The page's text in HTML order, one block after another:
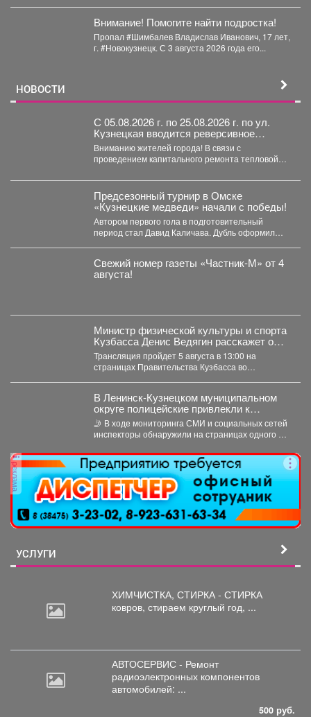
Внимание! Помогите найти подростка!
Пропал #Шимбалев Владислав Иванович, 17 лет,
г. #Новокузнецк. С 3 августа 2026 года его...
НОВОСТИ
С 05.08.2026 г. по 25.08.2026 г. по ул.
Кузнецкая вводится реверсивное
движения для автотранспорта.
Вниманию жителей города! В связи с
проведением капитального ремонта тепловой
Предсезонный турнир в Омске
«Кузнецкие медведи» начали с победы!
Автором первого гола в подготовительный
период стал Давид Каличава. Дубль оформил
Свежий номер газеты «Частник‑М» от 4
августа!
Министр физической культуры и спорта
Кузбасса Денис Ведягин расскажет о
развитии спорта в регионе в прямом
эфире ЦУР.
Трансляция пройдет 5 августа в 13:00 на
страницах Правительства Кузбасса во
В Ленинск-Кузнецком муниципальном
округе полицейские привлекли к
ответственности автомобилистку за
нарушение правил проезда перекрестка
🤳 В ходе мониторинга СМИ и социальных сетей
инспекторы обнаружили на страницах одного из
реклама
УСЛУГИ
ХИМЧИСТКА, СТИРКА - СТИРКА
ковров, стираем круглый год, ...
АВТОСЕРВИС - Ремонт
радиоэлектронных компонентов
автомобилей: ...
500 руб.